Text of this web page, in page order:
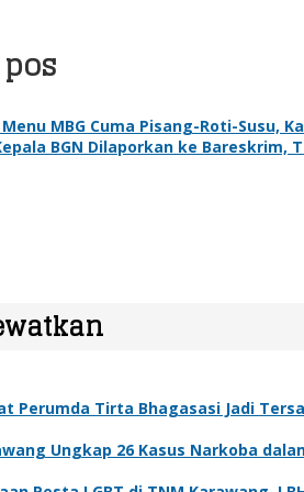
Menu MBG Cuma Pisang-Roti-Susu,
BGN Dilaporkan ke Bareskrim,
Perumda Tirta Bhagasasi Jadi
Ungkap 26 Kasus Narkoba